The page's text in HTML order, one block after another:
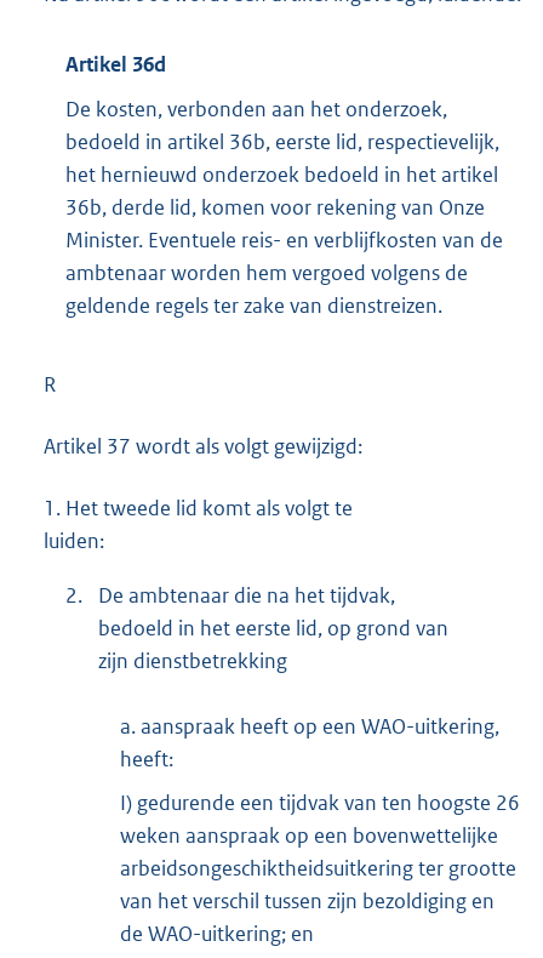
Artikel 36d
De kosten, verbonden aan het onderzoek,
bedoeld in artikel 36b, eerste lid, respectievelijk,
het hernieuwd onderzoek bedoeld in het artikel
36b, derde lid, komen voor rekening van Onze
Minister. Eventuele reis- en verblijfkosten van de
ambtenaar worden hem vergoed volgens de
geldende regels ter zake van dienstreizen.
R
Artikel 37 wordt als volgt gewijzigd:
1. Het tweede lid komt als volgt te
luiden:
2.
De ambtenaar die na het tijdvak,
bedoeld in het eerste lid, op grond van
zijn dienstbetrekking
a. aanspraak heeft op een WAO-uitkering,
heeft:
I) gedurende een tijdvak van ten hoogste 26
weken aanspraak op een bovenwettelijke
arbeidsongeschiktheidsuitkering ter grootte
van het verschil tussen zijn bezoldiging en
de WAO-uitkering; en